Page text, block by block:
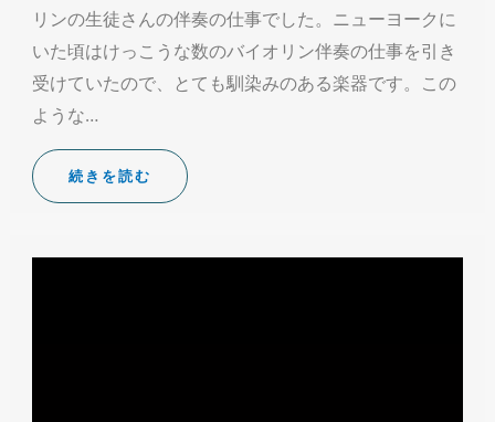
リンの生徒さんの伴奏の仕事でした。ニューヨークに
いた頃はけっこうな数のバイオリン伴奏の仕事を引き
受けていたので、とても馴染みのある楽器です。この
ような…
続きを読む